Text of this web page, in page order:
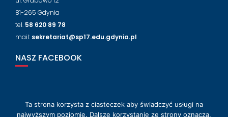
81-265 Gdynia
tel. 58 620 89 78
mail: sekretariat@sp17.edu.gdynia.pl
NASZ FACEBOOK
© 2018-2024 Szkoła Podstawowa nr 17 w Gdyni
Ta strona korzysta z ciasteczek aby świadczyć usługi na
najwyższym poziomie. Dalsze korzystanie ze strony oznacza,